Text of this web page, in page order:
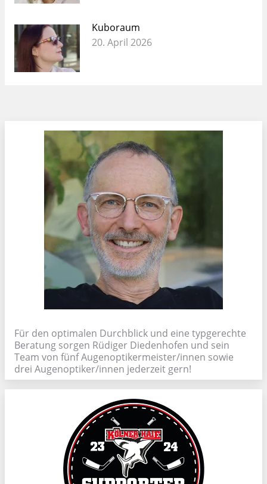
Kuboraum
20. April 2026
Für den optimalen Durchblick und eine typgerechte
Beratung sorgen Rüdiger Diedenhofen und sein
Team von fünf Augenoptikermeister/innen sowie
drei Augenoptiker/innen jederzeit gern!